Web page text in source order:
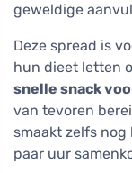
geweldige
Deze spread is
hun dieet letten
snelle snack
van tevoren
smaakt zelfs
paar uur